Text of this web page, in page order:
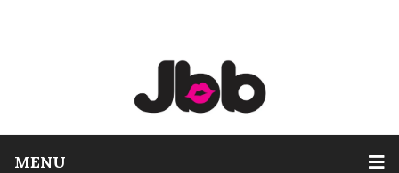
MENU